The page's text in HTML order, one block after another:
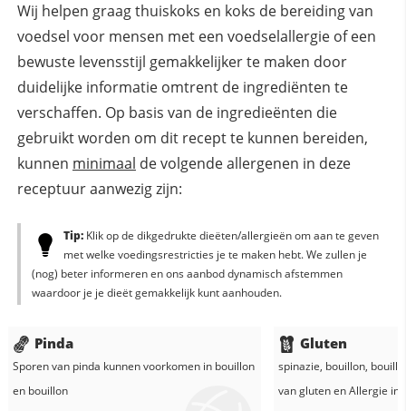
Wij helpen graag thuiskoks en koks de bereiding van
voedsel voor mensen met een voedselallergie of een
bewuste levensstijl gemakkelijker te maken door
duidelijke informatie omtrent de ingrediënten te
verschaffen. Op basis van de ingredieënten die
gebruikt worden om dit recept te kunnen bereiden,
kunnen minimaal de volgende allergenen in deze
receptuur aanwezig zijn:
Tip:Klik op de dikgedrukte dieëten/allergieën om aan te geven
met welke voedingsrestricties je te maken hebt. We zullen je
(nog) beter informeren en ons aanbod dynamisch afstemmen
waardoor je je dieët gemakkelijk kunt aanhouden.
Pinda
Sporen van pinda kunnen voorkomen in bouillon
en bouillon
Gluten
spinazie, bouillon,
van gluten enAllergie in